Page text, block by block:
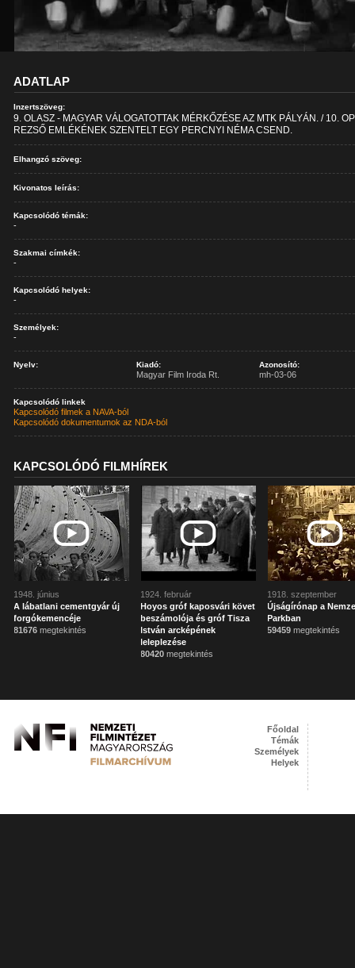
ADATLAP
Inzertszöveg:
9. OLASZ - MAGYAR VÁLOGATOTTAK MÉRKŐZÉSE AZ MTK PÁLYÁN. / 10.
REZSŐ EMLÉKÉNEK SZENTELT EGY PERCNYI NÉMA CSEND.
Elhangzó szöveg:
Kivonatos leírás:
Kapcsolódó témák:
-
Szakmai címkék:
-
Kapcsolódó helyek:
-
Személyek:
-
Nyelv: Kiadó:
Magyar Film Iroda Rt.
Azonosító:
mh-03-06
Kapcsolódó linkek
Kapcsolódó filmek a NAVA-ból
Kapcsolódó dokumentumok az NDA-ból
KAPCSOLÓDÓ FILMHÍREK
1948. június
A lábatlani cementgyár új
forgókemencéje
81676 megtekintés
1924. február
Hoyos gróf kaposvári követ
beszámolója és gróf Tisza
István arcképének
leleplezése
80420 megtekintés
1918. szeptember
Újságírónap a
Parkban
59459 megtekintés
Főoldal
Témák
Személyek
Helyek